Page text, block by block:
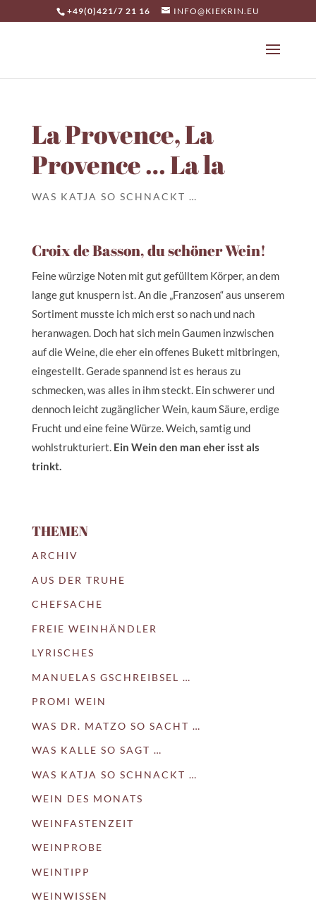
+49(0)421/7 21 16 INFO@KIEKRIN.EU
La Provence, La
Provence … La la
WAS KATJA SO SCHNACKT …
Croix de Basson, du schöner Wein!
Feine würzige Noten mit gut gefülltem Körper, an dem
lange gut knuspern ist. An die „Franzosen“ aus unserem
Sortiment musste ich mich erst so nach und nach
heranwagen. Doch hat sich mein Gaumen inzwischen
auf die Weine, die eher ein offenes Bukett mitbringen,
eingestellt. Gerade spannend ist es heraus zu
schmecken, was alles in ihm steckt. Ein schwerer und
dennoch leicht zugänglicher Wein, kaum Säure, erdige
Frucht und eine feine Würze. Weich, samtig und
wohlstrukturiert. Ein Wein den man eher isst als
trinkt.
THEMEN
ARCHIV
AUS DER TRUHE
CHEFSACHE
FREIE WEINHÄNDLER
LYRISCHES
MANUELAS GSCHREIBSEL …
PROMI WEIN
WAS DR. MATZO SO SACHT …
WAS KALLE SO SAGT …
WAS KATJA SO SCHNACKT …
WEIN DES MONATS
WEINFASTENZEIT
WEINPROBE
WEINTIPP
WEINWISSEN